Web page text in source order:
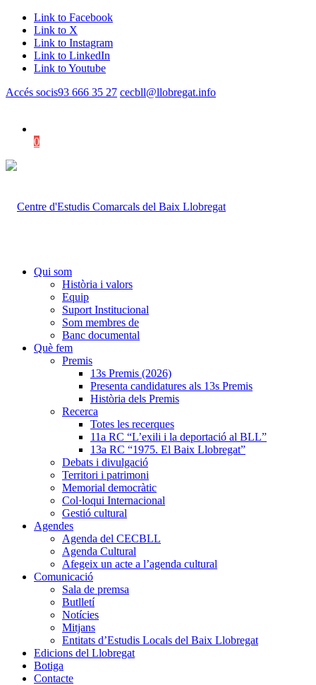
Link to Facebook
Link to X
Link to Instagram
Link to LinkedIn
Link to Youtube
Accés socis93 666 35 27 cecbll@llobregat.info
0
Qui som
Història i valors
Equip
Suport Institucional
Som membres de
Banc documental
Què fem
Premis
13s Premis (2026)
Presenta candidatures als 13s Premis
Història dels Premis
Recerca
Totes les recerques
11a RC “L’exili i la deportació al BLL”
13a RC “1975. El Baix Llobregat”
Debats i divulgació
Territori i patrimoni
Memorial democràtic
Col·loqui Internacional
Gestió cultural
Agendes
Agenda del CECBLL
Agenda Cultural
Afegeix un acte a l’agenda cultural
Comunicació
Sala de premsa
Butlletí
Notícies
Mitjans
Entitats d’Estudis Locals del Baix Llobregat
Edicions del Llobregat
Botiga
Contacte